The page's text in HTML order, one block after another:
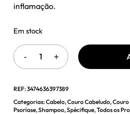
inflamação.
Em stock
REF:3474636397389
Categorias:Cabelo,Couro Cabeludo,Couro
Psoríase,Shampoo,Spécifique,Todos os